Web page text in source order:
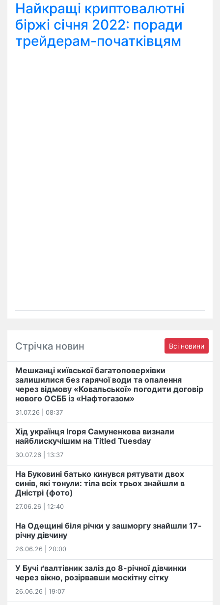
Найкращі криптовалютні
біржі січня 2022: поради
трейдерам-початківцям
Стрічка новин Всі новини
Мешканці київської багатоповерхівки
залишилися без гарячої води та опалення
через відмову «Ковальської» погодити договір
нового ОСББ із «Нафтогазом»
31.07.26 | 08:37
Хід українця Ігоря Самуненкова визнали
найблискучішим на Titled Tuesday
30.07.26 | 13:37
На Буковині батько кинувся рятувати двох
синів, які тонули: тіла всіх трьох знайшли в
Дністрі (фото)
27.06.26 | 12:40
На Одещині біля річки у зашморгу знайшли 17-
річну дівчину
26.06.26 | 20:00
У Бучі ґвалтівник заліз до 8-річної дівчинки
через вікно, розірвавши москітну сітку
26.06.26 | 19:07